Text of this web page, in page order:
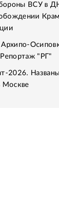
ВСУ в
"РГ"
2026.
Москве